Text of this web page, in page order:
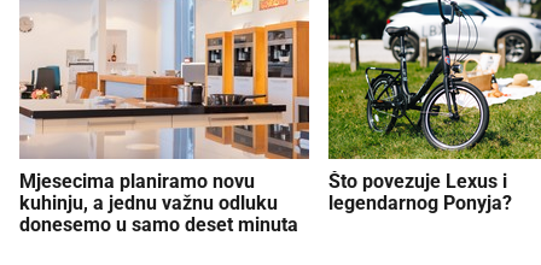
Mjesecima planiramo novu
kuhinju, a jednu važnu odluku
donesemo u samo deset minuta
Što povezuje Lexus i
legendarnog Ponyja?